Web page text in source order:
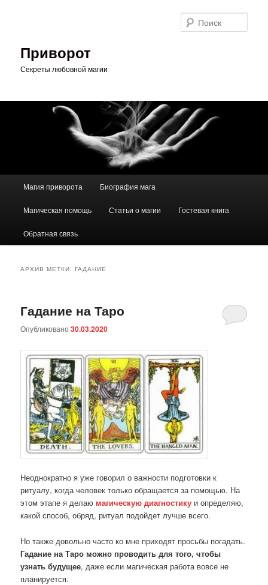
Приворот
Секреты любовной магии
Магия приворота Биография мага
Магическая помощь Статьи о магии Гостевая книга
Обратная связь
АРХИВ МЕТКИ:ГАДАНИЕ
Гадание на Таро
Опубликовано30.03.2020
Неоднократно я уже говорил о важности подготовки к
ритуалу, когда человек только обращается за помощью. На
этом этапе я делаю магическую диагностику и определяю,
какой способ, обряд, ритуал подойдет лучше всего.
Но также довольно часто ко мне приходят просьбы погадать.
Гадание на Таро можно проводить для того, чтобы
узнать будущее, даже если магическая работа вовсе не
планируется.